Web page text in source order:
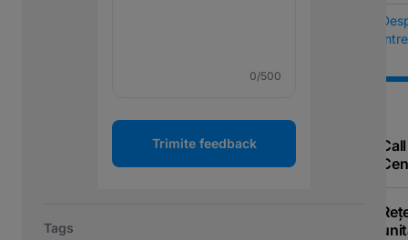
Call
0/500
Trimite feedback
Tags